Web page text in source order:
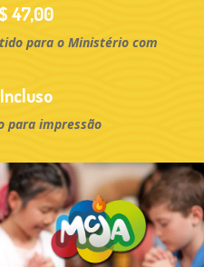
47,00
para o Ministério com
para impressão